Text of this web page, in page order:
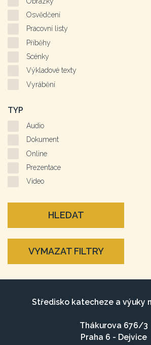
Osvědčení
Pracovní listy
Příběhy
Scénky
Výkladové texty
Vyrábění
TYP
Audio
Dokument
Online
Prezentace
Video
HLEDAT
VYMAZAT FILTRY
Středisko katecheze a výuky
Thákurova 676/3
Praha 6 - Dejvice